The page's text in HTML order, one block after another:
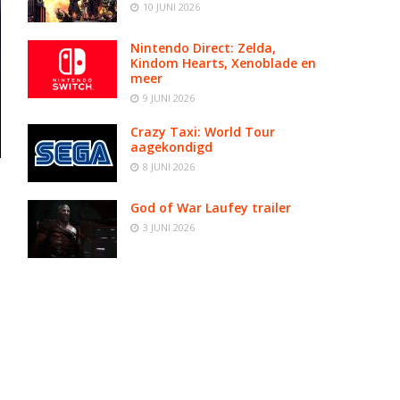
10 JUNI 2026
Nintendo Direct: Zelda,
Kindom Hearts, Xenoblade en
meer
9 JUNI 2026
Crazy Taxi: World Tour
aagekondigd
8 JUNI 2026
God of War Laufey trailer
3 JUNI 2026